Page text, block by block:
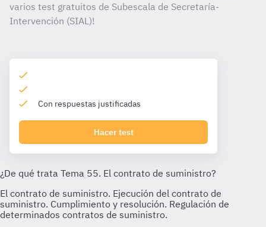
varios test gratuitos de Subescala de Secretaría-
Intervención (SIAL)!
Con respuestas justificadas
Hacer test